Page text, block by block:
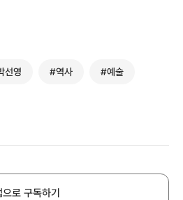
선영 #역사 #예술
으로 구독하기